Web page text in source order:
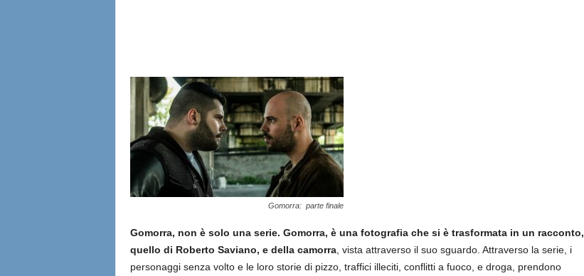
n
Gomorra: parte finale
Gomorra, non è solo una serie. Gomorra, è una fotografia che si è trasformata in un racconto,
quello di Roberto Saviano, e della camorra, vista attraverso il suo sguardo. Attraverso la serie, i
personaggi senza volto e le loro storie di pizzo, traffici illeciti, conflitti a fuoco, e droga, prendono